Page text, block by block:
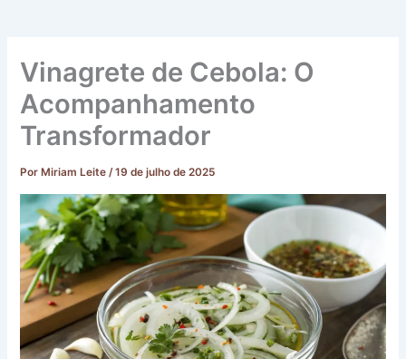
Vinagrete de Cebola: O
Acompanhamento
Transformador
Por Miriam Leite/19 de julho de 2025